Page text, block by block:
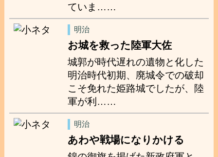
ていま……
明治
お城を救った陸軍大佐
城郭が時代遅れの遺物と化した
明治時代初期、廃城令での破却
こそ免れた姫路城でしたが、陸
軍が利……
明治
あわや戦場になりかける